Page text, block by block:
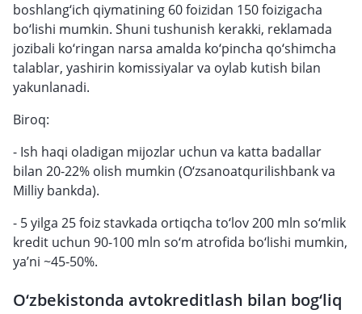
boshlang‘ich qiymatining 60 foizidan 150 foizigacha
bo‘lishi mumkin. Shuni tushunish kerakki, reklamada
jozibali ko‘ringan narsa amalda ko‘pincha qo‘shimcha
talablar, yashirin komissiyalar va oylab kutish bilan
yakunlanadi.
Biroq:
- Ish haqi oladigan mijozlar uchun va katta badallar
bilan 20-22% olish mumkin (O‘zsanoatqurilishbank va
Milliy bankda).
- 5 yilga 25 foiz stavkada ortiqcha to‘lov 200 mln so‘mlik
kredit uchun 90-100 mln so‘m atrofida bo‘lishi mumkin,
ya’ni ~45-50%.
O‘zbekistonda avtokreditlash bilan bog‘liq